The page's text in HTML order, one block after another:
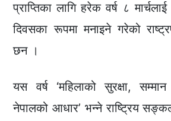
प्राप्तिका लागि हरेक वर्ष ८ मार्चलाई
दिवसका रूपमा मनाइने गरेको
छन ।
यस वर्ष ‘महिलाको सुरक्षा,
नेपालको आधार’ भन्ने राष्ट्रिय